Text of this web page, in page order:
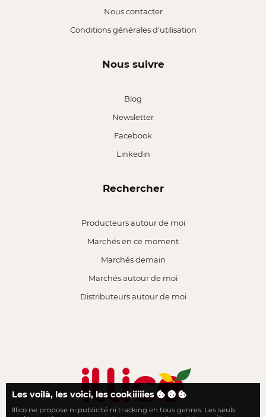
Nous contacter
Conditions générales d'utilisation
Nous suivre
Blog
Newsletter
Facebook
Linkedin
Rechercher
Producteurs autour de moi
Marchés en ce moment
Marchés demain
Marchés autour de moi
Distributeurs autour de moi
Le local n'a jamais été aussi proche
Les voilà, les voici, les cookiiiiies
Illico ne propose ni publicité ni tracking en tous genres. Les seuls